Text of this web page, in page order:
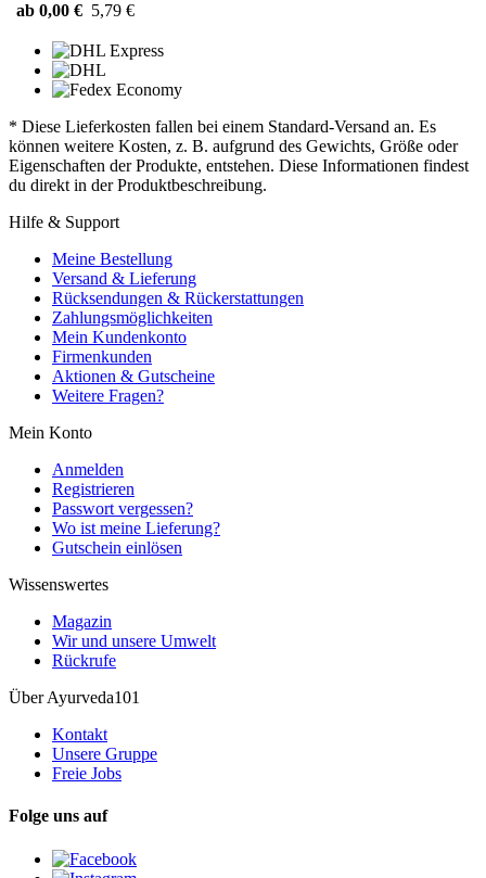
ab 0,00 € 5,79 €
* Diese Lieferkosten fallen bei einem Standard-Versand an. Es
können weitere Kosten, z. B. aufgrund des Gewichts, Größe oder
Eigenschaften der Produkte, entstehen. Diese Informationen findest
du direkt in der Produktbeschreibung.
Hilfe & Support
Meine Bestellung
Versand & Lieferung
Rücksendungen & Rückerstattungen
Zahlungsmöglichkeiten
Mein Kundenkonto
Firmenkunden
Aktionen & Gutscheine
Weitere Fragen?
Mein Konto
Anmelden
Registrieren
Passwort vergessen?
Wo ist meine Lieferung?
Gutschein einlösen
Wissenswertes
Magazin
Wir und unsere Umwelt
Rückrufe
Über Ayurveda101
Kontakt
Unsere Gruppe
Freie Jobs
Folge uns auf